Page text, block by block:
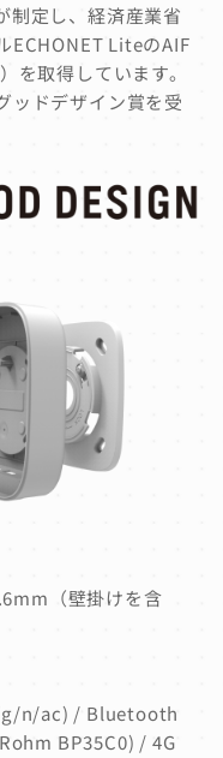
制定し、経済産業省
ECHONET LiteのAIF
取得しています。
ッドデザイン賞を受
（壁掛けを含
g/n/ac) / Bluetooth
BP35C0) / 4G